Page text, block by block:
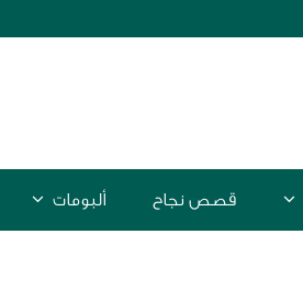
قصص نجاح ألبومات